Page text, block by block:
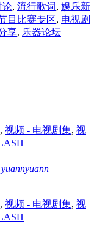
论, 流行歌词, 娱乐新
目比赛专区, 电视剧
享, 乐器论坛
, 视频 - 电视剧集, 视
yuannyuann
, 视频 - 电视剧集, 视